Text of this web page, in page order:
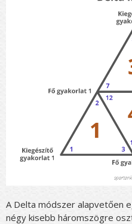
A Delta módszer alapvetően
négy kisebb háromszögre